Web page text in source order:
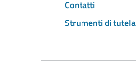
Contatti
Strumenti di tutela